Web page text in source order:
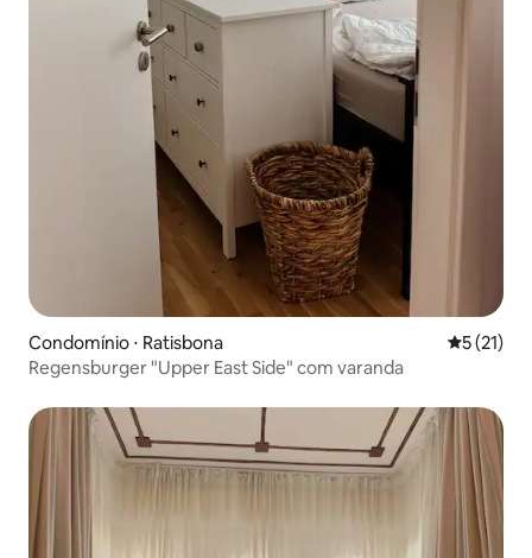
Condomínio ⋅ Ratisbona 5 de uma
5 (21)
Regensburger "Upper East Side" com varanda